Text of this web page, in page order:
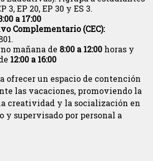
3, EP 20, EP 30 y ES 3.
a 17:00
Complementario (CEC):
mañana de 8:00 a 12:00 horas y
12:00 a 16:00
ofrecer un espacio de contención
las vacaciones, promoviendo la
creatividad y la socialización en
y supervisado por personal a